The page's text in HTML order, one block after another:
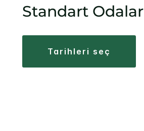
Standart Odalar
tarihleri seç